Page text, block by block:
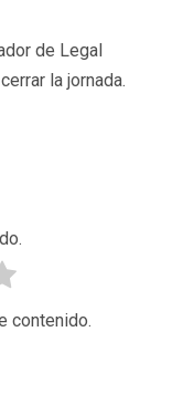
de Legal
la jornada.
contenido.